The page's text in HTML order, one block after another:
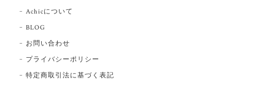
Achicについて
BLOG
お問い合わせ
プライバシーポリシー
特定商取引法に基づく表記